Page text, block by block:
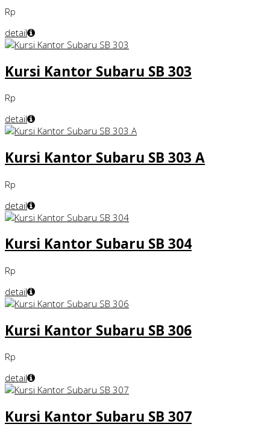
Rp
detail
Kursi Kantor Subaru SB 303
Rp
detail
Kursi Kantor Subaru SB 303 A
Rp
detail
Kursi Kantor Subaru SB 304
Rp
detail
Kursi Kantor Subaru SB 306
Rp
detail
Kursi Kantor Subaru SB 307